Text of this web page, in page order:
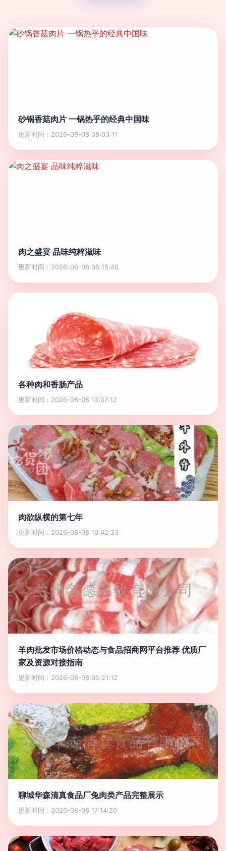
砂锅香菇肉片 一锅热乎的经典中国味
更新时间：2026-08-08 08:03:11
肉之盛宴 品味纯粹滋味
更新时间：2026-08-08 06:15:40
各种肉和香肠产品
更新时间：2026-08-08 13:07:12
肉欲纵横的第七年
更新时间：2026-08-08 10:42:33
羊肉批发市场价格动态与食品招商网平台推荐 优质厂
家及资源对接指南
更新时间：2026-08-08 05:21:12
聊城华森清真食品厂兔肉类产品完整展示
更新时间：2026-08-08 17:14:20